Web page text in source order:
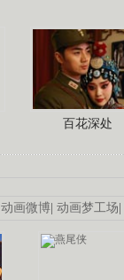
百花深处
动画微博| 动画梦工场|